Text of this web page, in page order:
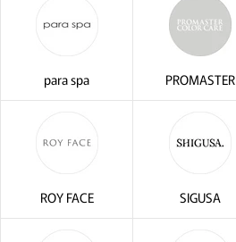
para spa PROMASTER
ROY FACE SIGUSA